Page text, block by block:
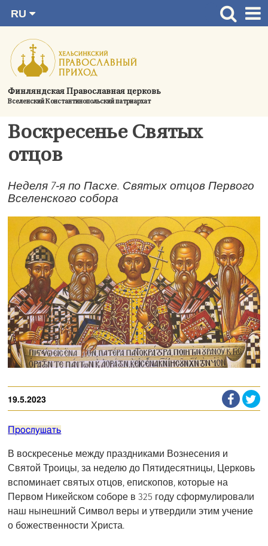
содержимому
Финляндская Православная церковь
Вселенский Константинопольский патриархат
RU
SV
EN
UA
Главная страница
Актуальное
Україна
О приходе
Контактная информация
Воскресенье Святых
отцов
Неделя 7‑я по Пасхе. Святых отцов Первого
Вселенского собора
19.5.2023
Прослушать
В воскресенье между праздниками Вознесения и
Святой Троицы, за неделю до Пятидесятницы, Церковь
вспоминает святых отцов, епископов, которые на
Первом Никейском соборе в 325 году сформулировали
наш нынешний Символ веры и утвердили этим учение
о божественности Христа.